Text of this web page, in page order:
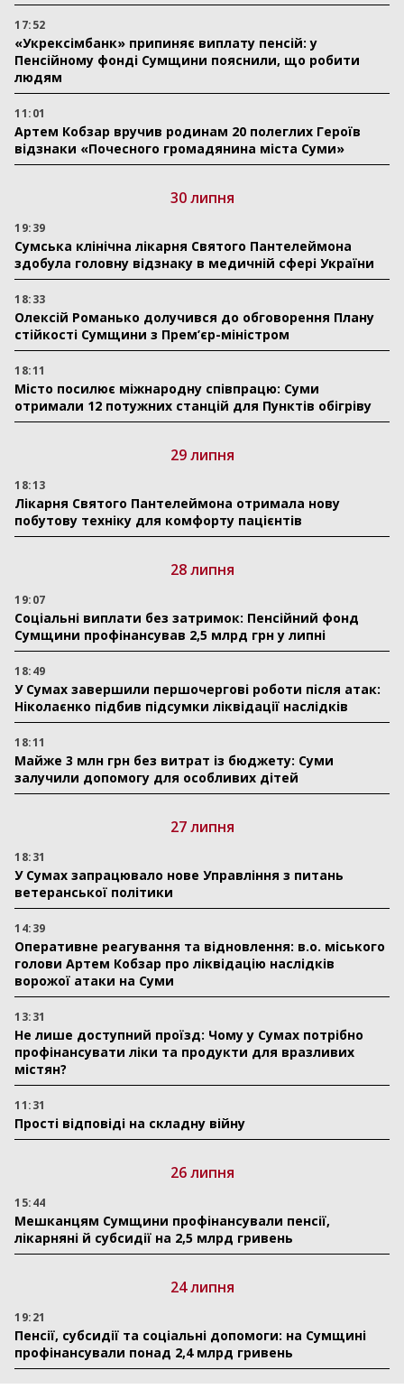
17:52
«Укрексімбанк» припиняє виплату пенсій: у
Пенсійному фонді Сумщини пояснили, що робити
людям
11:01
Артем Кобзар вручив родинам 20 полеглих Героїв
відзнаки «Почесного громадянина міста Суми»
30 липня
19:39
Сумська клінічна лікарня Святого Пантелеймона
здобула головну відзнаку в медичній сфері України
18:33
Олексій Романько долучився до обговорення Плану
стійкості Сумщини з Прем’єр-міністром
18:11
Місто посилює міжнародну співпрацю: Суми
отримали 12 потужних станцій для Пунктів обігріву
29 липня
18:13
Лікарня Святого Пантелеймона отримала нову
побутову техніку для комфорту пацієнтів
28 липня
19:07
Соціальні виплати без затримок: Пенсійний фонд
Сумщини профінансував 2,5 млрд грн у липні
18:49
У Сумах завершили першочергові роботи після атак:
Ніколаєнко підбив підсумки ліквідації наслідків
18:11
Майже 3 млн грн без витрат із бюджету: Суми
залучили допомогу для особливих дітей
27 липня
18:31
У Сумах запрацювало нове Управління з питань
ветеранської політики
14:39
Оперативне реагування та відновлення: в.о. міського
голови Артем Кобзар про ліквідацію наслідків
ворожої атаки на Суми
13:31
Не лише доступний проїзд: Чому у Сумах потрібно
профінансувати ліки та продукти для вразливих
містян?
11:31
Прості відповіді на складну війну
26 липня
15:44
Мешканцям Сумщини профінансували пенсії,
лікарняні й субсидії на 2,5 млрд гривень
24 липня
19:21
Пенсії, субсидії та соціальні допомоги: на Сумщині
профінансували понад 2,4 млрд гривень